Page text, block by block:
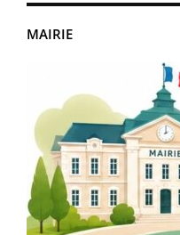
MAIRIE